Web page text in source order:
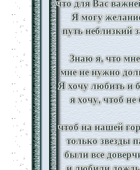
что для Вас
Я могу
путь неблизкий
Знаю я, что
мне не нужно
Я хочу любить и
я хочу, чтоб
чтоб на нашей
только звезды
были все